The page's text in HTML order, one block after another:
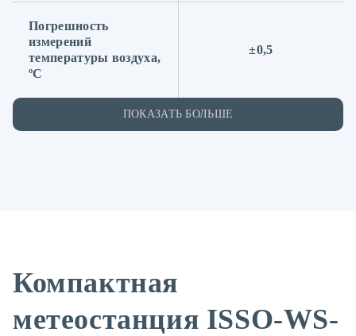
Погрешность
измерений
температуры воздуха,
ºC
±0,5
ПОКАЗАТЬ БОЛЬШЕ
Компактная
метеостанция ISSO-WS-